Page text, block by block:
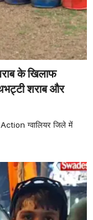
के खिलाफ
शराब और
ग्वालियर जिले में